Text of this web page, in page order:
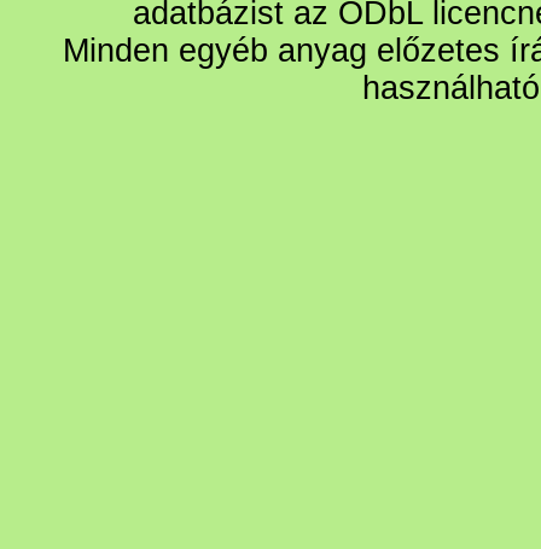
adatbázist az ODbL
Minden egyéb anyag előzetes